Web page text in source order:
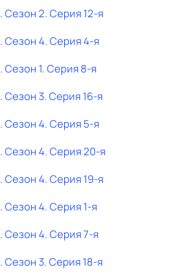
. Сезон 2. Серия 12-я
. Сезон 4. Серия 4-я
. Сезон 1. Серия 8-я
. Сезон 3. Серия 16-я
. Сезон 4. Серия 5-я
. Сезон 4. Серия 20-я
. Сезон 4. Серия 19-я
. Сезон 4. Серия 1-я
. Сезон 4. Серия 7-я
. Сезон 3. Серия 18-я